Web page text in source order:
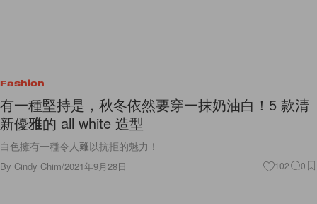
Fashion
有一種堅持是，秋冬依然要穿一抹奶油白！5 款清
新優雅的 all white 造型
白色擁有一種令人難以抗拒的魅力！
By Cindy Chim/2021年9月28日 102 0